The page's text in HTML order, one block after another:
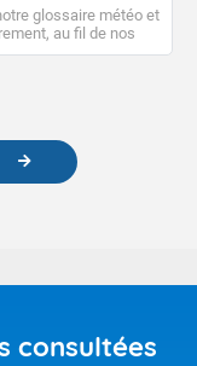
glossaire météo et
au fil de nos
liens utiles vers nos
consultées